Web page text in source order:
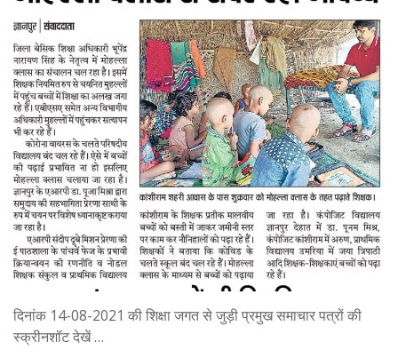
दिनांक 14-08-2021 की शिक्षा जगत से जुड़ी प्रमुख समाचार पत्रों की
स्क्रीनशॉट देखें …